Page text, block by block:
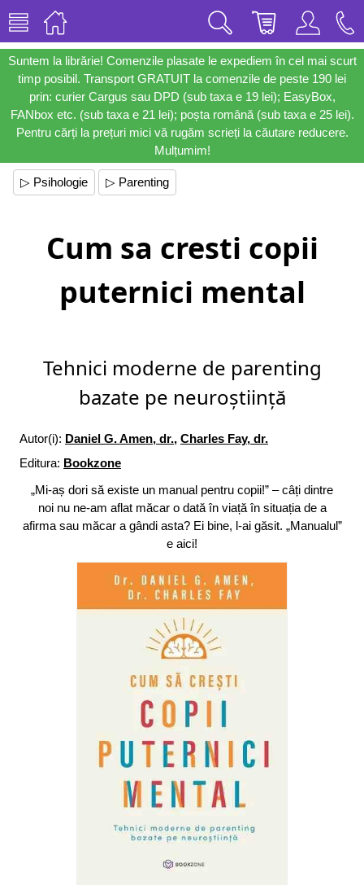
Suntem la librărie! Comenzile plasate le expediem în cel mai scurt
timp posibil. Transport GRATUIT la comenzile de peste 190 lei
prin: curier Cargus sau DPD (sub taxa e 19 lei); EasyBox,
FANbox etc. (sub taxa e 21 lei); poșta română (sub taxa e 25 lei).
Pentru cărți la prețuri mici vă rugăm scrieți la căutare reducere.
Mulțumim!
▷ Psihologie ▷ Parenting
Cum sa cresti copii
puternici mental
Tehnici moderne de parenting
bazate pe neuroștiință
Autor(i): Daniel G. Amen, dr., Charles Fay, dr.
Editura: Bookzone
„Mi-aș dori să existe un manual pentru copii!” – câți dintre
noi nu ne-am aflat măcar o dată în viață în situația de a
afirma sau măcar a gândi asta? Ei bine, l-ai găsit. „Manualul”
e aici!